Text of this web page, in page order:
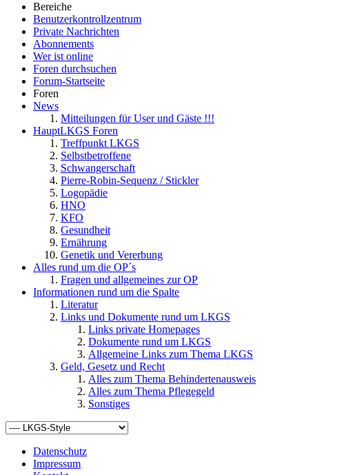
Bereiche
Benutzerkontrollzentrum
Private Nachrichten
Abonnements
Wer ist online
Foren durchsuchen
Forum-Startseite
Foren
News
Mitteilungen für User und Gäste !!!
HauptLKGS Foren
Treffpunkt LKGS
Selbstbetroffene
Schwangerschaft
Pierre-Robin-Sequenz / Stickler
Logopädie
HNO
KFO
Gesundheit
Ernährung
Genetik und Vererbung
Alles rund um die OP´s
Fragen und allgemeines zur OP
Informationen rund um die Spalte
Literatur
Links und Dokumente rund um LKGS
Links private Homepages
Dokumente rund um LKGS
Allgemeine Links zum Thema LKGS
Geld, Gesetz und Recht
Alles zum Thema Behindertenausweis
Alles zum Thema Pflegegeld
Sonstiges
Datenschutz
Impressum